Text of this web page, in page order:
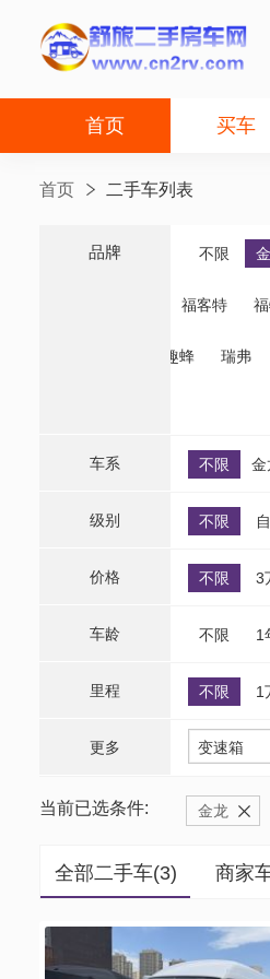
首页 买车
首页 二手车列表
品牌 不限
福客特
趣蜂 瑞弗
品牌
车系 不限 金
级别 不限
价格 不限 3
车龄 不限 1
里程 不限 1
更多 变速箱
当前已选条件: 金龙
全部二手车(3) 商家